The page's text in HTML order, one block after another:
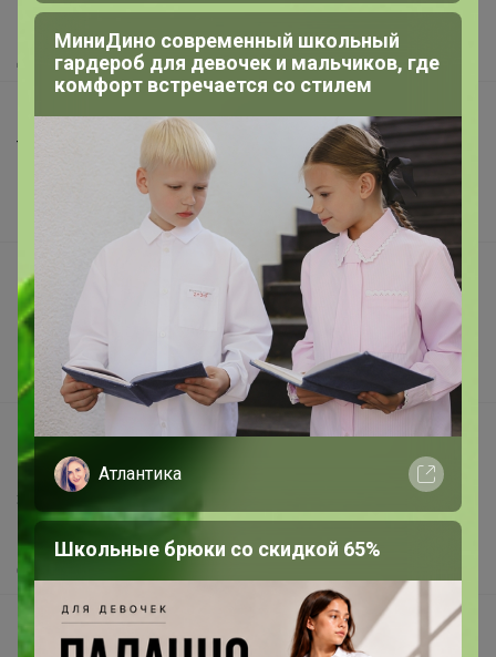
Как получить?
Доставка
Шоурумы
Торговые марки
Наша команда
Подарочные сертификаты
Реклама на сайте
Поставщикам
Вакансии
support@24-ok.ru
Написать в поддержку
Защита покупателя
О нас
Все предложения
МиниДино современный школьный
гардероб для девочек и мальчиков, где
комфорт встречается со стилем
Атлантика
Школьные брюки со скидкой 65%